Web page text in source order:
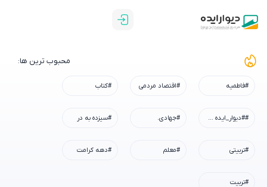
محبوب ترین ها:
#فاطمیه #اقتصاد مردمی #کتاب
##دیوار_ایده #رسم_میزبانی #شهادت_امام_رضا #همه_خادم_الرضاییم #جهادی. #سیزده به در
#تربیتی #معلم #دهه کرامت
#تربیت